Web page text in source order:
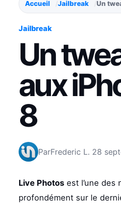
Accueil Jailbreak Un
Jailbreak
Un
aux
8
ParFrederic L. 28
Live Photosest l’une des
profondément sur le